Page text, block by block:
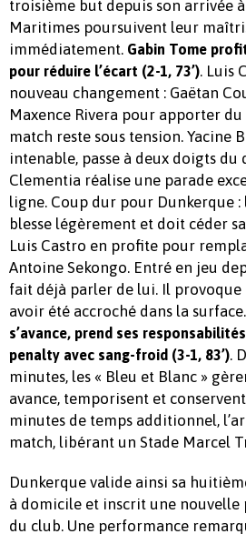
troisième but depuis son arrivée
Maritimes poursuivent leur
immédiatement. Gabin Tome
pour réduire l’écart (2-1, 73’). Luis
nouveau changement : Gaëtan
Maxence Rivera pour apporter du
match reste sous tension. Yacine
intenable, passe à deux doigts du
Clementia réalise une parade
ligne. Coup dur pour Dunkerque
blesse légèrement et doit céder
Luis Castro en profite pour
Antoine Sekongo. Entré en jeu
fait déjà parler de lui. Il provoque
avoir été accroché dans la surface.
s’avance, prend ses
penalty avec sang-froid (3-1, 83’).
minutes, les « Bleu et Blanc »
avance, temporisent et
minutes de temps additionnel,
match, libérant un Stade Marcel
Dunkerque valide ainsi sa
à domicile et inscrit une nouvelle
du club. Une performance